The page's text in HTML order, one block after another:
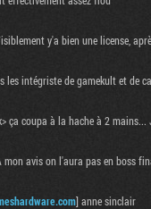
y'a bien une license,
les intégriste de gamekult et de
ça coupa à la hache à 2
mon avis on l'aura pas en boss
] anne sinclair